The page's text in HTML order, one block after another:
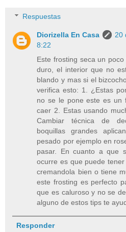
Respuestas
Diorizella En Casa
20
8:22
Este frosting seca un
duro, el interior que no
blando y mas si el
verifica esto: 1. ¿Estas
no se le pone este es un
caer 2. Estas usando
Cambiar técnica de
boquillas grandes
pesado por ejemplo en
pasar. En cuanto a que
ocurre es que puede
cremandola bien o tiene
este frosting es perfecto
que es caluroso y no se
alguno de estos tips te
Responder